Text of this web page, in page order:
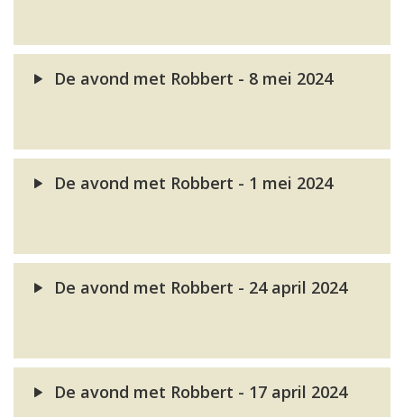
De avond met Robbert - 8 mei 2024
De avond met Robbert - 1 mei 2024
De avond met Robbert - 24 april 2024
De avond met Robbert - 17 april 2024